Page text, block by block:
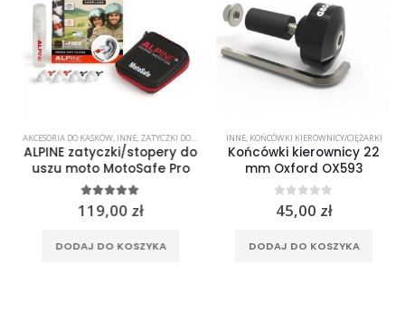
AKCESORIA DO KASKÓW,INNE,ZATYCZKI DO USZU
ALPINE zatyczki/stopery do
uszu moto MotoSafe Pro
4.96 out of 5
119,00zł
DODAJ DO KOSZYKA
INNE,KOŃCÓWKI KIEROWNICY/CIĘŻARKI
Końcówki kierownicy 22
mm Oxford OX593
out of 5
45,00zł
DODAJ DO KOSZYKA